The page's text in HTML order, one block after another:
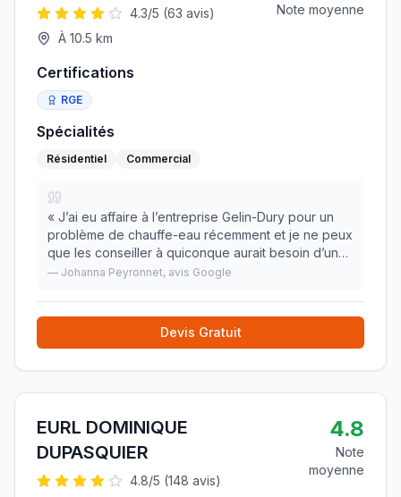
4.3/5 (63 avis)
À 10.5 km
Note moyenne
Certifications
RGE
Spécialités
Résidentiel Commercial
« J’ai eu affaire à l’entreprise Gelin-Dury pour un
problème de chauffe-eau récemment et je ne peux
que les conseiller à quiconque aurait besoin d’un
plombier ! Le secrétariat est toujours très facilement
— Johanna Peyronnet, avis Google
Devis Gratuit
EURL DOMINIQUE
DUPASQUIER
4.8/5 (148 avis)
4.8
Note
moyenne